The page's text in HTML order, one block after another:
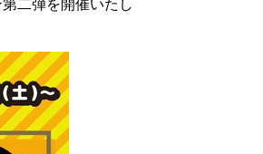
二弾を開催いたし